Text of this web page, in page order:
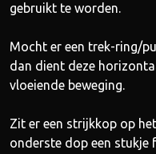
gebruikt te worden.
Mocht er een trek-ring/
dan dient deze
vloeiende beweging.
Zit er een strijkkop op
onderste dop een stukje